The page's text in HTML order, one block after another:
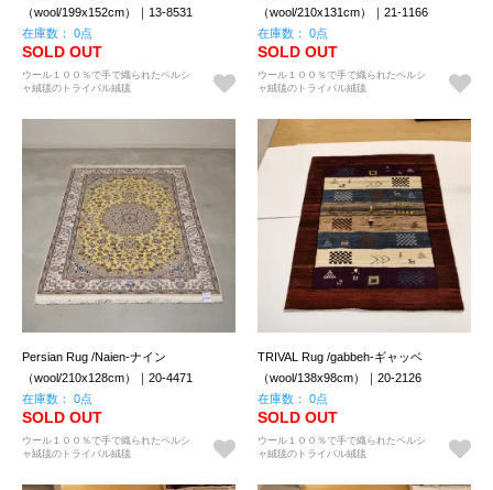
（wool/199x152cm）｜13-8531
在庫数： 0点
SOLD OUT
ウール１００％で手で織られたペルシ
ャ絨毯のトライバル絨毯
（wool/210x131cm）｜21-1166
在庫数： 0点
SOLD OUT
ウール１００％で手で織られたペルシ
ャ絨毯のトライバル絨毯
Persian Rug /Naien-ナイン
（wool/210x128cm）｜20-4471
在庫数： 0点
SOLD OUT
ウール１００％で手で織られたペルシ
ャ絨毯のトライバル絨毯
TRIVAL Rug /gabbeh-ギャッベ
（wool/138x98cm）｜20-2126
在庫数： 0点
SOLD OUT
ウール１００％で手で織られたペルシ
ャ絨毯のトライバル絨毯